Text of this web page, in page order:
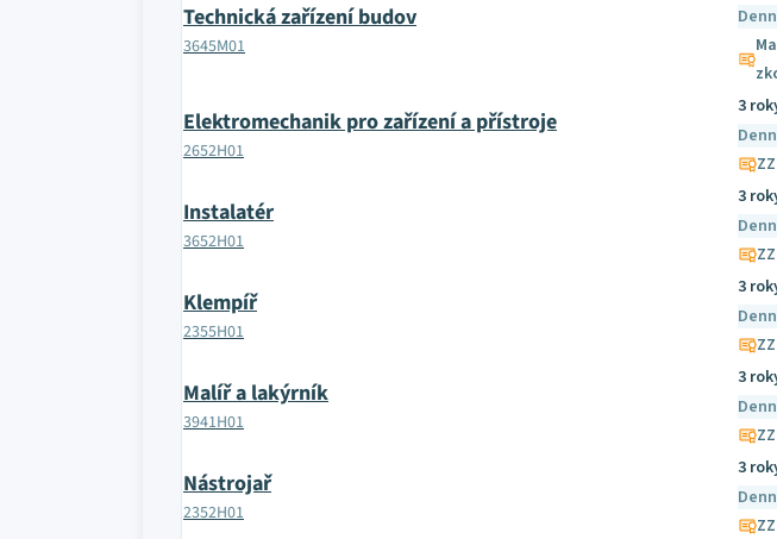
Technická zařízení budov
3645M01
Elektromechanik pro zařízení a přístroje
2652H01
3
Instalatér
3652H01
3
Klempíř
2355H01
3
Malíř a lakýrník
3941H01
3
Nástrojař
2352H01
3